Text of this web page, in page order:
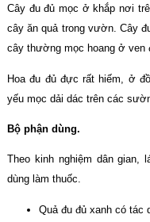
Cây đu đủ mọc ở khắp nơi
cây ăn quả trong vườn. Cây
cây thường mọc hoang ở
Hoa đu đủ đực rất hiếm, ở
yếu mọc dải dác trên các
Bộ phận dùng.
Theo kinh nghiệm dân gian,
dùng làm thuốc.
Quả đu đủ xanh có tác